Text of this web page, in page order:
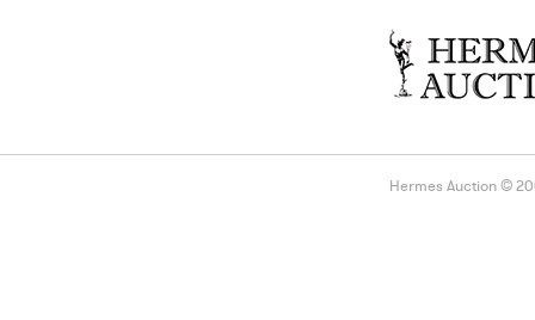
Hermes Auction ©